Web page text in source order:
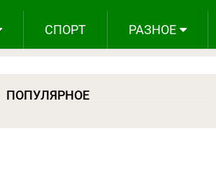
СПОРТ РАЗНОЕ
ПОПУЛЯРНОЕ